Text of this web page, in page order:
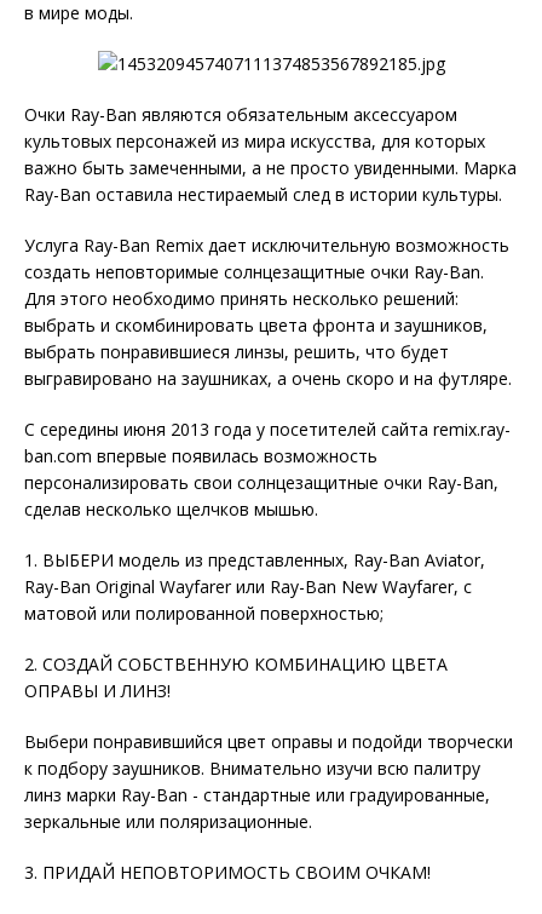
в мире моды.
Очки Ray-Ban являются обязательным аксессуаром
культовых персонажей из мира искусства, для которых
важно быть замеченными, а не просто увиденными. Марка
Ray-Ban оставила нестираемый след в истории культуры.
Услуга Ray-Ban Remix дает исключительную возможность
создать неповторимые солнцезащитные очки Ray-Ban.
Для этого необходимо принять несколько решений:
выбрать и скомбинировать цвета фронта и заушников,
выбрать понравившиеся линзы, решить, что будет
выгравировано на заушниках, а очень скоро и на футляре.
С середины июня 2013 года у посетителей сайта remix.ray-
ban.com впервые появилась возможность
персонализировать свои солнцезащитные очки Ray-Ban,
сделав несколько щелчков мышью.
1. ВЫБЕРИ модель из представленных, Ray-Ban Aviator,
Ray-Ban Original Wayfarer или Ray-Ban New Wayfarer, с
матовой или полированной поверхностью;
2. СОЗДАЙ СОБСТВЕННУЮ КОМБИНАЦИЮ ЦВЕТА
ОПРАВЫ И ЛИНЗ!
Выбери понравившийся цвет оправы и подойди творчески
к подбору заушников. Внимательно изучи всю палитру
линз марки Ray-Ban - стандартные или градуированные,
зеркальные или поляризационные.
3. ПРИДАЙ НЕПОВТОРИМОСТЬ СВОИМ ОЧКАМ!